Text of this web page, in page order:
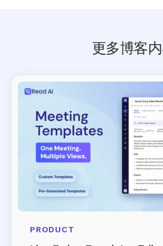
更多博客
PRODUCT